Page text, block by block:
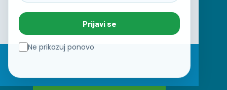
Prijavi se
Ne prikazuj ponovo
Tel: +385.21.360779
Fax: +385.21.317254